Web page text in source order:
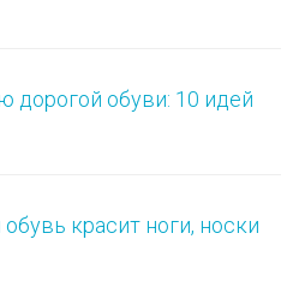
дорогой обуви: 10 идей
красит ноги, носки